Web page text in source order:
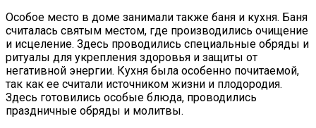
Особое место в доме занимали также баня и кухня. Баня
считалась святым местом, где производились очищение
и исцеление. Здесь проводились специальные обряды и
ритуалы для укрепления здоровья и защиты от
негативной энергии. Кухня была особенно почитаемой,
так как ее считали источником жизни и плодородия.
Здесь готовились особые блюда, проводились
праздничные обряды и молитвы.